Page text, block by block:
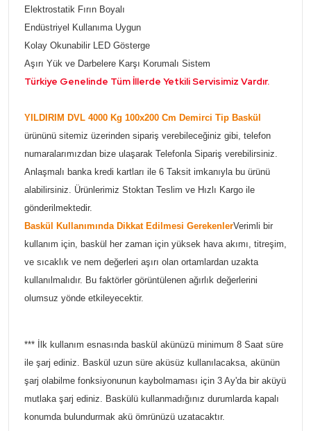
Elektrostatik Fırın Boyalı
Endüstriyel Kullanıma Uygun
Kolay Okunabilir LED Gösterge
Aşırı Yük ve Darbelere Karşı Korumalı Sistem
Türkiye Genelinde Tüm İllerde Yetkili Servisimiz Vardır.
YILDIRIM DVL 4000 Kg 100x200 Cm Demirci Tip Baskül
ürününü sitemiz üzerinden sipariş verebileceğiniz gibi, telefon
numaralarımızdan bize ulaşarak Telefonla Sipariş verebilirsiniz.
Anlaşmalı banka kredi kartları ile 6 Taksit imkanıyla bu ürünü
alabilirsiniz. Ürünlerimiz Stoktan Teslim ve Hızlı Kargo ile
gönderilmektedir.
Baskül Kullanımında Dikkat Edilmesi GerekenlerVerimli bir
kullanım için, baskül her zaman için yüksek hava akımı, titreşim,
ve sıcaklık ve nem değerleri aşırı olan ortamlardan uzakta
kullanılmalıdır. Bu faktörler görüntülenen ağırlık değerlerini
olumsuz yönde etkileyecektir.
*** İlk kullanım esnasında baskül akünüzü minimum 8 Saat süre
ile şarj ediniz. Baskül uzun süre aküsüz kullanılacaksa, akünün
şarj olabilme fonksiyonunun kaybolmaması için 3 Ay'da bir aküyü
mutlaka şarj ediniz. Baskülü kullanmadığınız durumlarda kapalı
konumda bulundurmak akü ömrünüzü uzatacaktır.